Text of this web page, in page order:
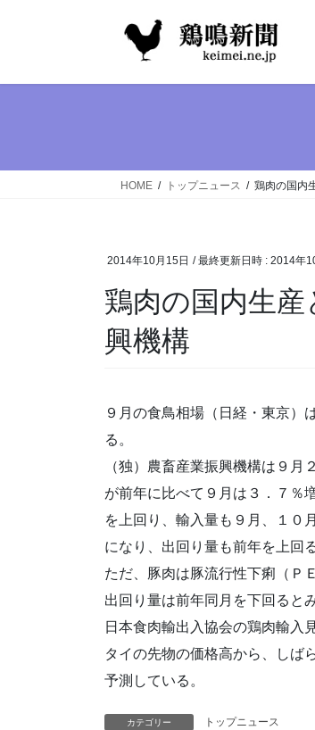
HOME トップニュース 鶏肉の国内
2014年10月15日 / 最終更新日時 : 2014年
鶏肉の国内生
興機構
９月の食鳥相場（日経・東京）
る。
（独）農畜産業振興機構は９
が前年に比べて９月は３．７％
を上回り、輸入量も９月、１０
になり、出回り量も前年を上回
ただ、豚肉は豚流行性下痢（Ｐ
出回り量は前年同月を下回ると
日本食肉輸出入協会の鶏肉輸入
タイの先物の価格高から、しば
予測している。
カテゴリー トップニュース